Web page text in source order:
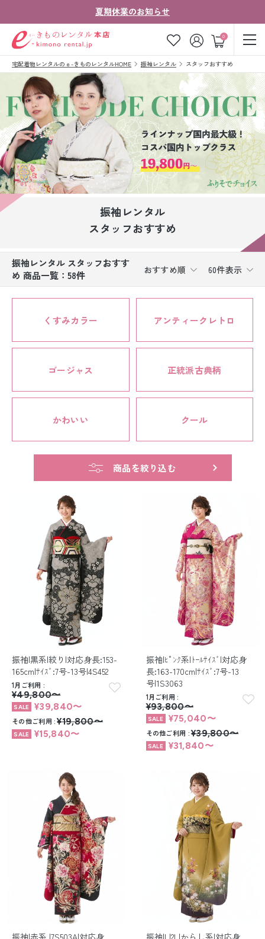
夏期休業のお知らせ
0
ゲスト
お気に入り ログイン カート
ご利用ガイド ご注文の流れ
会社案内 よくあるご質問
きものコラム お客様の声
お問い合わせ
法人・グループの
お客様はこちら
振袖レンタル
ベビー着物レンタル
ジュニア着物レンタル
紋付袴レンタル
留袖レンタル
男性礼装レンタル
スーツレンタル
色打掛&紋付袴レンタル
白無垢&紋付袴レンタル
引き振袖レンタル
小物販売品
宅配着物レンタルのｅ-きものレンタルHOME 振袖レンタル スタッフおすすめ
振袖レンタル
スタッフおすすめ
振袖レンタル スタッフおすす
め 商品一覧：58件
おすすめ順 60件表示
くすみカラー アンティークレトロ
ゴージャス 正統派古典柄
かわいい クール
商品を絞り込む
振袖|黒系|絞り|対応身長:153-
165cm|ｻｲｽﾞ:7号-13号|4S452
1月ご利用
¥49,800〜
¥39,840〜
その他ご利用 ¥19,800〜
¥15,840〜
振袖|ﾋﾟﾝｸ系|ﾄｰﾙｻｲｽﾞ|対応身
長:163-170cm|ｻｲｽﾞ:7号-13
号|1S3063
1月ご利用
¥93,800〜
¥75,040〜
その他ご利用
¥39,800〜
¥31,840〜